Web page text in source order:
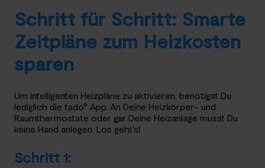
Schritt für Schritt: Smarte
Zeitpläne zum Heizkosten
sparen
Um intelligenten Heizpläne zu aktivieren, benötigst Du
lediglich die tado° App. An Deine Heizkörper- und
Raumthermostate oder gar Deine Heizanlage musst Du
keine Hand anlegen. Los geht’s!
Schritt 1: